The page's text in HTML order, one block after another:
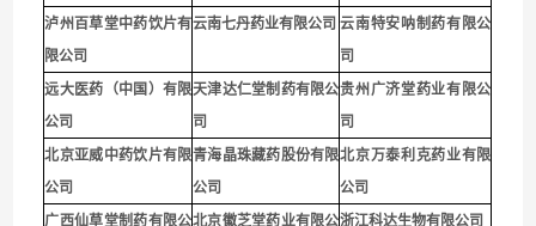
泸州百草堂中药饮片有
限公司
云南七丹药业有限公司 云南特安呐制药有限公
司
远大医药（中国）有限
公司
天津达仁堂制药有限公
司
贵州广济堂药业有限公
司
北京亚威中药饮片有限
公司
青海晶珠藏药股份有限
公司
北京万泰利克药业有限
公司
广西仙草堂制药有限公北京徽芝堂药业有限公浙江科达生物有限公司